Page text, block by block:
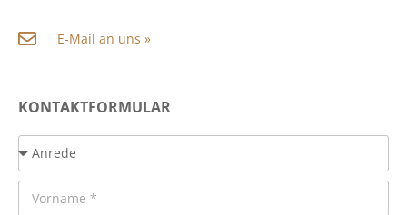
E-Mail an uns »
KONTAKTFORMULAR